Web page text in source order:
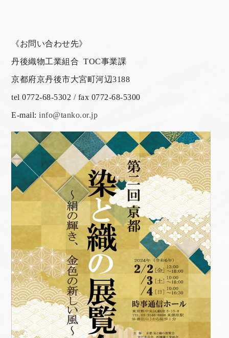
《お問い合わせ先》
丹後織物工業組合 TOC事業課
京都府京丹後市大宮町河辺3188
tel 0772-68-5302 / fax 0772-68-5300
E-mail:info@tanko.or.jp